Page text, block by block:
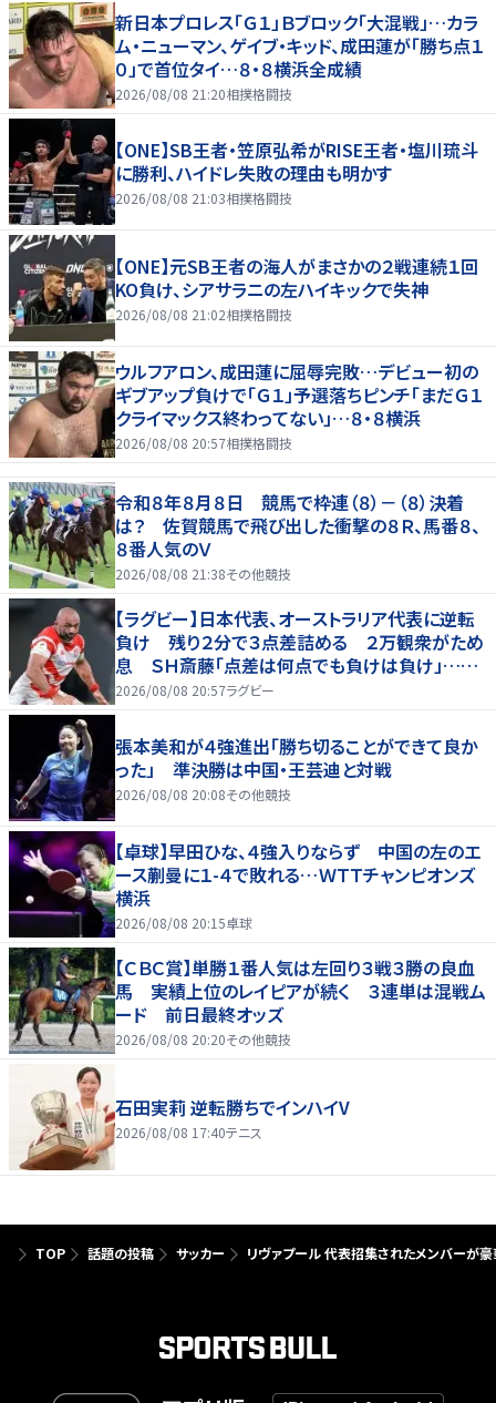
新日本プロレス「Ｇ１」Ｂブロック「大混戦」…カラ
ム・ニューマン、ゲイブ・キッド、成田蓮が「勝ち点１
０」で首位タイ…８・８横浜全成績
2026/08/08 21:20相撲格闘技
【ONE】SB王者・笠原弘希がRISE王者・塩川琉斗
に勝利、ハイドレ失敗の理由も明かす
2026/08/08 21:03相撲格闘技
【ONE】元SB王者の海人がまさかの２戦連続１回
KO負け、シアサラニの左ハイキックで失神
2026/08/08 21:02相撲格闘技
ウルフアロン、成田蓮に屈辱完敗…デビュー初の
ギブアップ負けで「Ｇ１」予選落ちピンチ「まだＧ１
クライマックス終わってない」…８・８横浜
2026/08/08 20:57相撲格闘技
令和８年８月８日 競馬で枠連（８）－（８）決着
は？ 佐賀競馬で飛び出した衝撃の８Ｒ、馬番８、
８番人気のＶ
2026/08/08 21:38その他競技
【ラグビー】日本代表、オーストラリア代表に逆転
負け 残り２分で３点差詰める ２万観衆がため
息 ＳＨ斎藤「点差は何点でも負けは負け」…前
半にＳＯ伊藤龍が先制トライ、３２ー３５で惜敗
2026/08/08 20:57ラグビー
張本美和が４強進出「勝ち切ることができて良か
った」 準決勝は中国・王芸迪と対戦
2026/08/08 20:08その他競技
【卓球】早田ひな、４強入りならず 中国の左のエ
ース蒯曼に１-４で敗れる…ＷＴＴチャンピオンズ
横浜
2026/08/08 20:15卓球
【ＣＢＣ賞】単勝１番人気は左回り３戦３勝の良血
馬 実績上位のレイピアが続く ３連単は混戦ム
ード 前日最終オッズ
2026/08/08 20:20その他競技
石田実莉 逆転勝ちでインハイV
2026/08/08 17:40テニス
TOP 話題の投稿 サッカー リヴァプール 代表招集されたメンバーが豪